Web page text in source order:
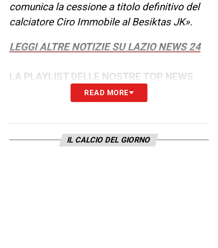
comunica la cessione a titolo definitivo del
calciatore Ciro Immobile al Besiktas JK».
LEGGI ALTRE NOTIZIE SU LAZIO NEWS 24
LA PLAYLIST DELLE NOSTRE TOP NEWS
READ MORE
IL CALCIO DEL GIORNO